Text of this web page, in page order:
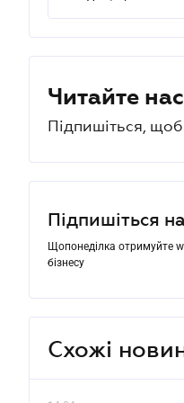
Читайте
Підпишіться, щоб
Підпишіться
Щопонеділка отримуйте
бізнесу
Схожі